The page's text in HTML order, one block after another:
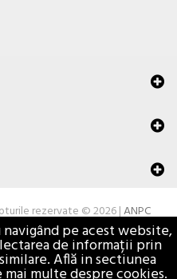
rezervate © 2026 |ANPC
navigând pe acest website,
de informații prin
Află in sectiunea